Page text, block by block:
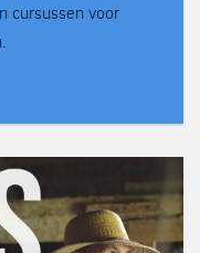
cursussen voor